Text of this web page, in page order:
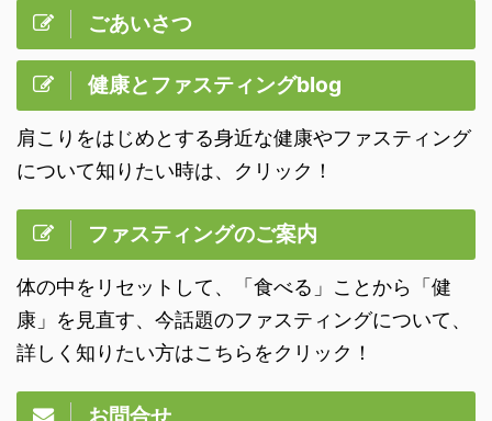
ごあいさつ
健康とファスティングblog
肩こりをはじめとする身近な健康やファスティング
について知りたい時は、クリック！
ファスティングのご案内
体の中をリセットして、「食べる」ことから「健
康」を見直す、今話題のファスティングについて、
詳しく知りたい方はこちらをクリック！
お問合せ